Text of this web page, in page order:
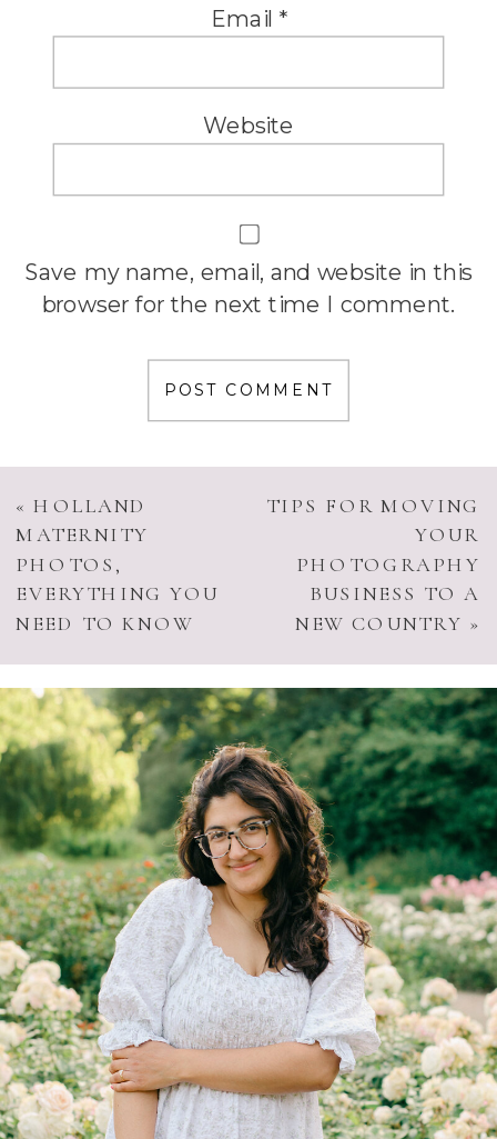
Email *
Website
Save my name, email, and website in this
browser for the next time I comment.
«HOLLAND
MATERNITY
PHOTOS,
EVERYTHING YOU
NEED TO KNOW
TIPS FOR MOVING
YOUR
PHOTOGRAPHY
BUSINESS TO A
NEW COUNTRY »